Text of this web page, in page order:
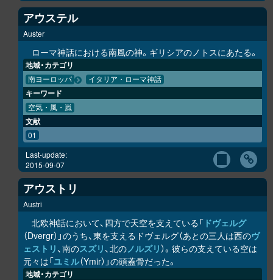
アウステル
Auster
ローマ神話における南風の神。ギリシアのノトスにあたる。
地域・カテゴリ
南ヨーロッパ イタリア・ローマ神話
キーワード
空気・風・嵐
文献
01
Last-update:
2015-09-07
アウストリ
Austri
北欧神話において、四方で天空を支えている「 ドヴェルグ
（Dvergr）」のうち、東を支えるドヴェルグ（あとの三人は西のヴ
ェストリ 、南のスズリ 、北のノルズリ）。彼らの支えている空は
元々は「ユミル（Ymir）」の頭蓋骨だった。
地域・カテゴリ